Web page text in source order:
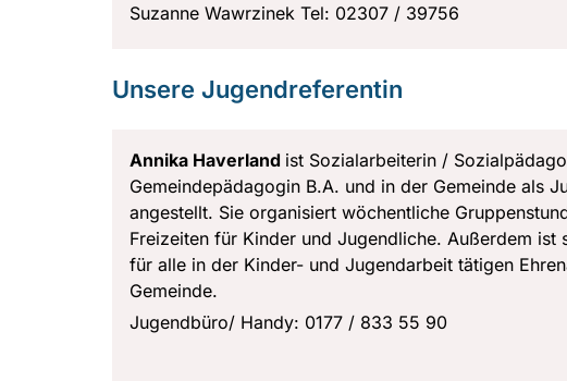
Suzanne Wawrzinek Tel: 02307 / 39756
Unsere Jugendreferentin
Annika Haverland ist Sozialarbeiterin /
Gemeindepädagogin B.A. und in der Gemeinde als
angestellt. Sie organisiert wöchentliche
Freizeiten für Kinder und Jugendliche. Außerdem ist
für alle in der Kinder- und Jugendarbeit tätigen
Gemeinde.
Jugendbüro/ Handy: 0177 / 833 55 90